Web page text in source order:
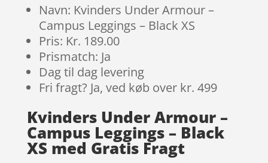
Navn: Kvinders Under Armour –
Campus Leggings – Black XS
Pris: Kr. 189.00
Prismatch: Ja
Dag til dag levering
Fri fragt? Ja, ved køb over kr. 499
Kvinders Under Armour –
Campus Leggings – Black
XS med Gratis Fragt